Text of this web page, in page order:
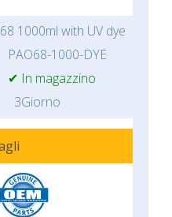
1000ml with UV dye
PAO68-1000-DYE
✔ In magazzino
3Giorno